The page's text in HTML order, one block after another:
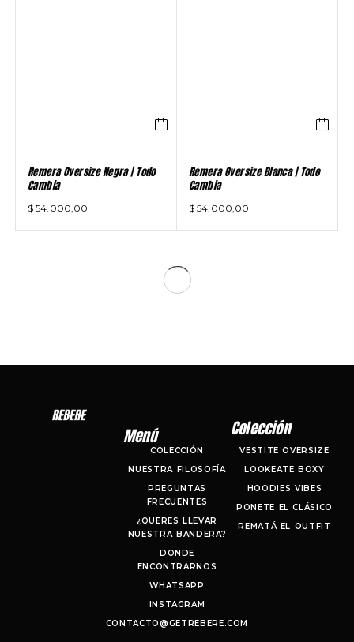
Remera Oversize Negra | Todo
Cambia
$ 54.000,00
Remera Oversize Blanca | Todo
Cambia
$ 54.000,00
Menú
COLECCIÓN
NUESTRA FILOSOFÍA
PREGUNTAS
FRECUENTES
¿QUERES LLEVAR
NUESTRA BANDERA?
DONDE
ENCONTRARNOS
WHATSAPP
INSTAGRAM
CONTACTO@GETREBERE.COM
Colección
VESTITE OVERSIZE
LOOKEATE BOXY
HOODIES VIBES
PONETE EL CLÁSICO
REMATÁ EL OUTFIT